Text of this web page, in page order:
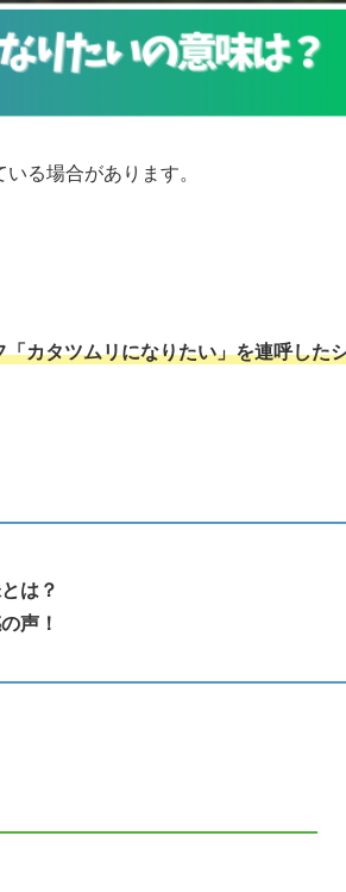
る場合があります。
カタツムリになりたい」を連呼した
は？
声！